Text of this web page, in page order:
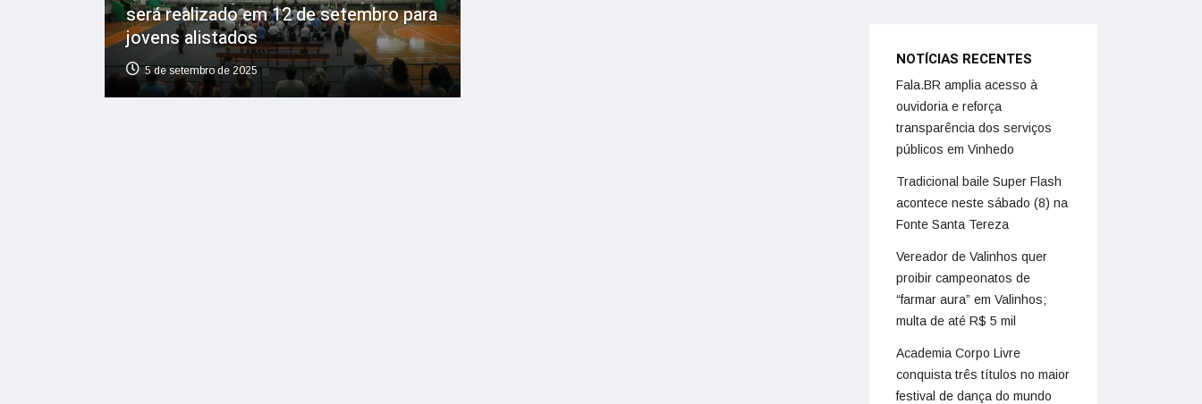
será realizado em 12 de setembro para
jovens alistados
5 de setembro de 2025
NOTÍCIAS RECENTES
Fala.BR amplia acesso à
ouvidoria e reforça
transparência dos serviços
públicos em Vinhedo
Tradicional baile Super Flash
acontece neste sábado (8) na
Fonte Santa Tereza
Vereador de Valinhos quer
proibir campeonatos de
“farmar aura” em Valinhos;
multa de até R$ 5 mil
Academia Corpo Livre
conquista três títulos no maior
festival de dança do mundo